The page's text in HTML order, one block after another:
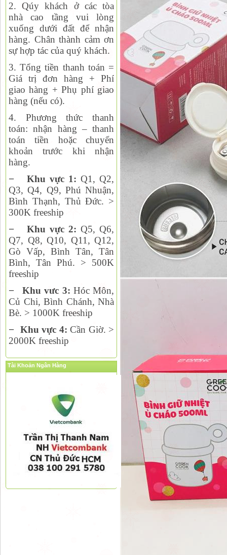
2. Qúy khách ở các tòa
nhà cao tầng vui lòng
xuống dưới đất để nhận
hàng. Chân thành cảm ơn
sự hợp tác của quý khách.
3. Tổng tiền thanh toán =
Giá trị đơn hàng + Phí
giao hàng + Phụ phí giao
hàng (nếu có).
4. Phương thức thanh
toán: nhận hàng – thanh
toán tiền hoặc chuyển
khoản trước khi nhận
hàng.
−
Khu vực 1: Q1, Q2,
Q3, Q4, Q9, Phú Nhuận,
Bình Thạnh, Thủ Đức. >
300K freeship
−
Khu vực 2: Q5, Q6,
Q7, Q8, Q10, Q11, Q12,
Gò Vấp, Bình Tân, Tân
Bình, Tân Phú. > 500K
freeship
−
Khu vưc 3: Hóc Môn,
Củ Chi, Bình Chánh, Nhà
Bè. > 1000K freeship
− Khu vực 4:Cần Giờ. >
2000K freeship
Tài Khoản Ngân Hàng